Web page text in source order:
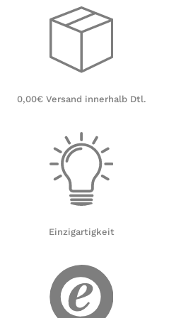
0,00€ Versand innerhalb Dtl.
Einzigartigkeit